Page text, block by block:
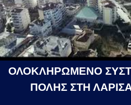
ΟΛΟΚΛΗΡΩΜΕΝΟ
ΠΟΛΗΣ ΣΤΗ ΛΑΡΙΣΑ